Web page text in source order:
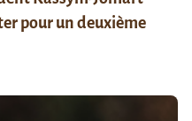
pour un deuxième